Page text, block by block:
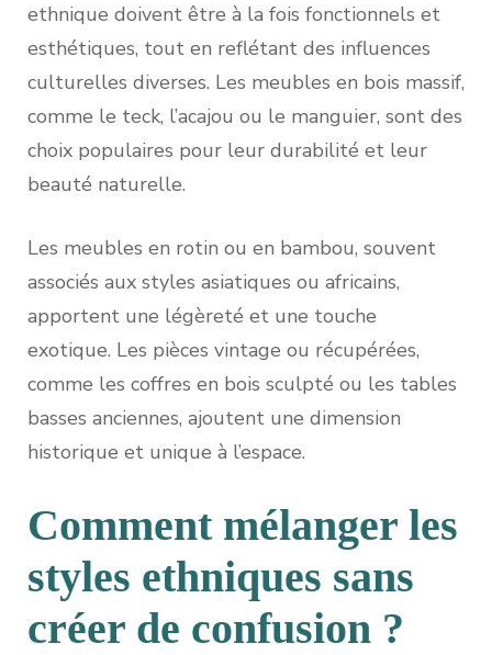
ethnique doivent être à la fois fonctionnels et
esthétiques, tout en reflétant des influences
culturelles diverses. Les meubles en bois massif,
comme le teck, l’acajou ou le manguier, sont des
choix populaires pour leur durabilité et leur
beauté naturelle.
Les meubles en rotin ou en bambou, souvent
associés aux styles asiatiques ou africains,
apportent une légèreté et une touche
exotique. Les pièces vintage ou récupérées,
comme les coffres en bois sculpté ou les tables
basses anciennes, ajoutent une dimension
historique et unique à l’espace.
Comment mélanger les
styles ethniques sans
créer de confusion ?